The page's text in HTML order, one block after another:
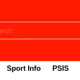
Sport Info PSIS